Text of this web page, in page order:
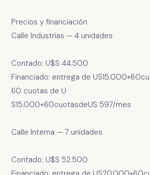
Precios y financiación
Calle Industrias — 4 unidades
Contado: U$S 44.500
Financiado: entrega de
60 cuotas de U
S15.000+60cuotasdeUS 597/mes
Calle Interna — 7 unidades
Contado: U$S 52.500